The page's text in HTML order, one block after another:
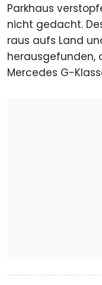
Parkhaus
nicht gedacht.
raus aufs Land
herausgefunden,
Mercedes G-